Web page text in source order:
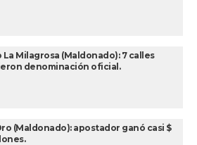
La Milagrosa (Maldonado): 7 calles
denominación oficial.
(Maldonado): apostador ganó casi $